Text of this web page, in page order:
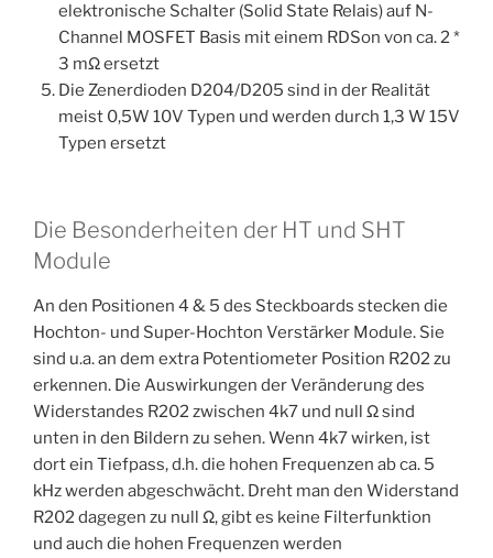
elektronische Schalter (Solid State Relais) auf N-
Channel MOSFET Basis mit einem RDSon von ca. 2 *
3 mΩ ersetzt
Die Zenerdioden D204/D205 sind in der Realität
meist 0,5W 10V Typen und werden durch 1,3 W 15V
Typen ersetzt
Die Besonderheiten der HT und SHT
Module
An den Positionen 4 & 5 des Steckboards stecken die
Hochton- und Super-Hochton Verstärker Module. Sie
sind u.a. an dem extra Potentiometer Position R202 zu
erkennen. Die Auswirkungen der Veränderung des
Widerstandes R202 zwischen 4k7 und null Ω sind
unten in den Bildern zu sehen. Wenn 4k7 wirken, ist
dort ein Tiefpass, d.h. die hohen Frequenzen ab ca. 5
kHz werden abgeschwächt. Dreht man den Widerstand
R202 dagegen zu null Ω, gibt es keine Filterfunktion
und auch die hohen Frequenzen werden